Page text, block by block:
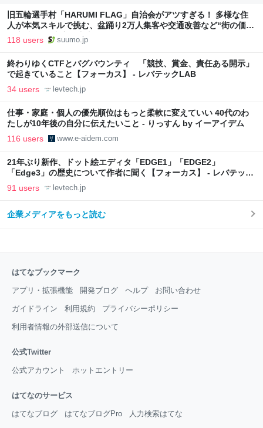
旧五輪選手村「HARUMI FLAG」自治会がアツすぎる！ 多様な住
人が本気スキルで挑む、盆踊り2万人集客や交通改善など“街の価値
向上”戦略 東京・中央区
118 users suumo.jp
終わりゆくCTFとバグバウンティ 「競技、賞金、責任ある開示」
で起きていること【フォーカス】 - レバテックLAB
34 users levtech.jp
仕事・家庭・個人の優先順位はもっと柔軟に変えていい 40代のわ
たしが10年後の自分に伝えたいこと - りっすん by イーアイデム
116 users www.e-aidem.com
21年ぶり新作、ドット絵エディタ「EDGE1」「EDGE2」
「Edge3」の歴史について作者に聞く【フォーカス】 - レバテック
LAB
91 users levtech.jp
企業メディアをもっと読む
はてなブックマーク
アプリ・拡張機能 開発ブログ ヘルプ お問い合わせ
ガイドライン 利用規約 プライバシーポリシー
利用者情報の外部送信について
公式Twitter
公式アカウント ホットエントリー
はてなのサービス
はてなブログ はてなブログPro 人力検索はてな